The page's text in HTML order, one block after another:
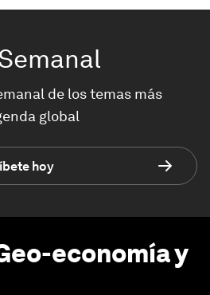
de los temas más
global
hoy
economía y